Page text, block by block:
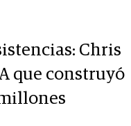
Chris
que construyó